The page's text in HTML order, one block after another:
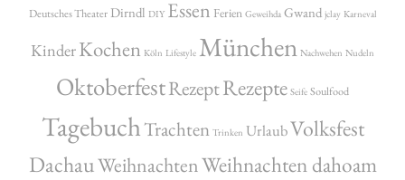
Deutsches Theater Dirndl DIY Essen Ferien Geweihda Gwand jclay Karneval
KinderKochen Köln Lifestyle München Nachwehen Nudeln
OktoberfestRezeptRezepte Seife Soulfood
TagebuchTrachten Trinken UrlaubVolksfest
DachauWeihnachtenWeihnachten dahoam